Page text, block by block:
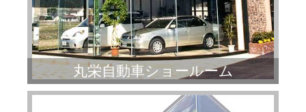
丸栄自動車ショールーム